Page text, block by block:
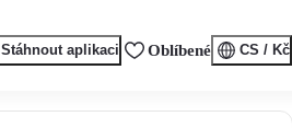
Stáhnout aplikaci Oblíbené CS / Kč